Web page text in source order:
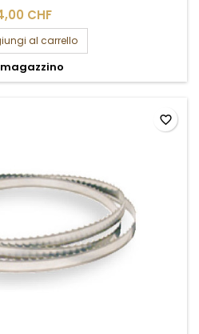
CHF
al carrello
favorite_border